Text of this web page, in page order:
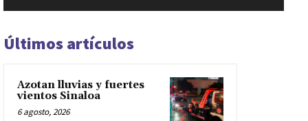
Últimos artículos
Azotan lluvias y fuertes
vientos Sinaloa
6 agosto, 2026